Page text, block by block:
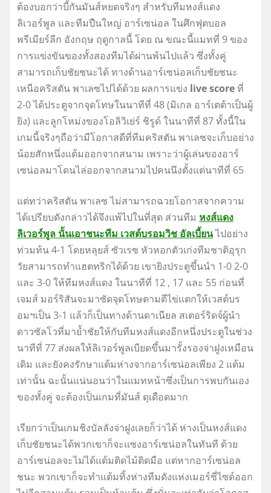
ต้องบอกว่าบี้กันมันส์หยดจริงๆ สำหรับทีมหงส์แดง
ลิเวอร์พูล และทีมปืนใหญ่ อาร์เซน่อล ในศึกฟุตบอล
พรีเมียร์ลีก อังกฤษ ฤดูกาลนี้ โดย ณ ขณะนี้แมทที่ 9 ของ
การแข่งขันของทั้งสองทีมได้ผ่านพ้นไปแล้ว ซึ่งทั้งคู่
สามารถเก็บชัยชนะได้ ทางด้านอาร์เซน่อลเก็บชัยชนะ
เหนือคริสตัน พาเลซไปได้ด้วย ผลการแข่ง live scoreที่
2-0 ได้ประตูจากจุดโทษในนาทีที่ 48 (มิเกล อาร์เตต้าเป็นผู้
ยิง) และลูกโหม่งของโอลิวิเย่ร์ ชิรูด์ ในนาทีที่ 87 ทั้งนี้ใน
เกมนี้จริงๆถือว่ามีโอกาสดีที่ทีมคริสตัน พาเลซจะเก็บอย่าง
น้อยสักหนึ่งแต้มออกจากสนาม เพราะว่าผู้เล่นของอาร์
เซน่อลมาโดนไล่ออกจากสนามไปคนนึงตั้งแต่นาทีที่ 65
แต่ทว่าคริสตัน พาเลซ ไม่สามารถฉวยโอกาสจากความ
ได้เปรียบดังกล่าวได้จึงแพ้ไปในที่สุด ส่วนทีม หงส์แดง
ลิเวอร์พูล นั้นเอาชนะทีม เวสต์บรอมวิช อัลเบี้ยนไปอย่าง
ท่วมท้น 4-1 โดยหลุยส์ ซัวเรซ หัวหอกตัวเก่งทีมชาติอุรุก
วัยสามารถทำแฮตทริกได้ด้วย เขายิงประตูขึ้นนำ 1-0 2-0
และ 3-0 ให้ทีมหงส์แดง ในนาทีที่ 12 , 17 และ 55 ก่อนที่
เจมส์ มอร์ริสันจะมาซัดจุดโทษตามตีไข่แตกให้เวสต์บร
อมฯเป็น 3-1 แล้วก็เป็นทางด้านดาเนียล สเตอร์ริดจ์ผู้นำ
ดาวซัลโวที่มาย้ำชัยให้กับทีมหงส์แดงอีกหนึ่งประตูในช่วง
นาทีที่ 77 ส่งผลให้ลิเวอร์พูลเบียดขึ้นมารั้งรองจ่าฝูงเหมือน
เดิม และยังคงรักษาแต้มห่างจากอาร์เซน่อลเพียง 2 แต้ม
เท่านั้น ฉะนั้นแน่นอนว่าในแมทหน้าซึ่งเป็นการพบกันเอง
ของทั้งคู่ จะต้องเป็นเกมที่มันส์ ดุเดือดมาก
เรียกว่าเป็นเกมชิงบัลลังจ่าฝูงเลยก็ว่าได้ ห่างเป็นหงส์แดง
เก็บชัยชนะได้พวกเขาก็จะแซงอาร์เซน่อลในทันที ด้วย
อาร์เซน่อลจะไม่ได้แต้มติดไม้ติดมือ แต่หากอาร์เซน่อล
ชนะ พวกเขาก็จะทำแต้มทิ้งห่างทีมดังแห่งเมอร์ซี่ไซด์ออก